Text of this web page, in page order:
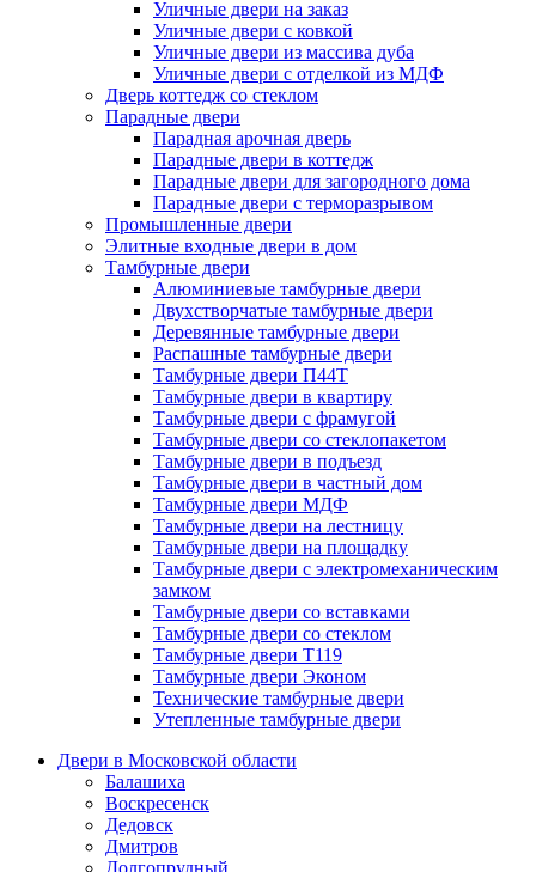
Уличные двери на заказ
Уличные двери с ковкой
Уличные двери из массива дуба
Уличные двери с отделкой из МДФ
Дверь коттедж со стеклом
Парадные двери
Парадная арочная дверь
Парадные двери в коттедж
Парадные двери для загородного дома
Парадные двери с терморазрывом
Промышленные двери
Элитные входные двери в дом
Тамбурные двери
Алюминиевые тамбурные двери
Двухстворчатые тамбурные двери
Деревянные тамбурные двери
Распашные тамбурные двери
Тамбурные двери П44Т
Тамбурные двери в квартиру
Тамбурные двери с фрамугой
Тамбурные двери со стеклопакетом
Тамбурные двери в подъезд
Тамбурные двери в частный дом
Тамбурные двери МДФ
Тамбурные двери на лестницу
Тамбурные двери на площадку
Тамбурные двери с электромеханическим
замком
Тамбурные двери со вставками
Тамбурные двери со стеклом
Тамбурные двери Т119
Тамбурные двери Эконом
Технические тамбурные двери
Утепленные тамбурные двери
Двери в Московской области
Балашиха
Воскресенск
Дедовск
Дмитров
Долгопрудный